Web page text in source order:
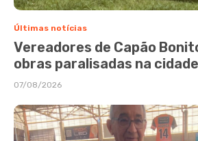
Últimas notícias
Vereadores de Capão
obras paralisadas na cidade
07/08/2026